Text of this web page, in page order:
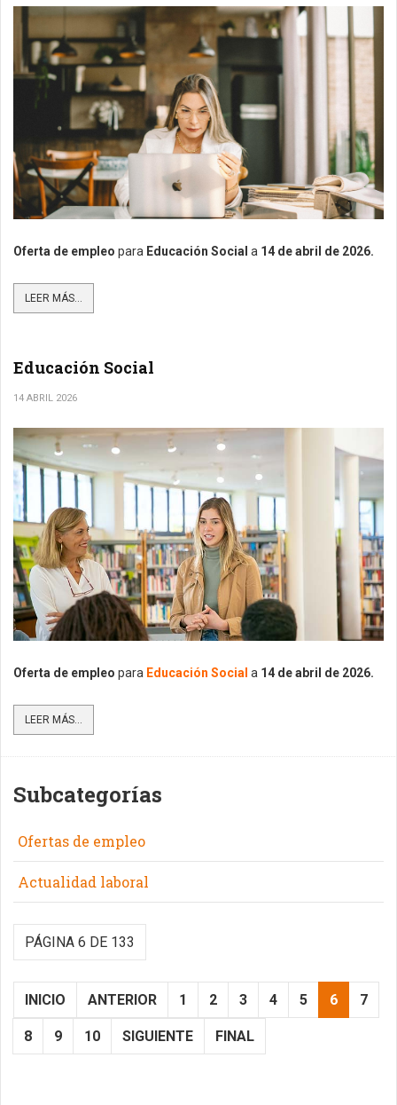
Oferta de empleo para Educación Social a 14 de abril de 2026.
LEER MÁS...
Educación Social
14 ABRIL 2026
Oferta de empleo para Educación Social a 14 de abril de 2026.
LEER MÁS...
Subcategorías
Ofertas de empleo
Actualidad laboral
PÁGINA 6 DE 133
INICIO ANTERIOR 1 2 3 4 5 6 7
8 9 10 SIGUIENTE FINAL